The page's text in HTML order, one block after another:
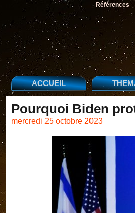
Références
ACCUEIL
Pourquoi Biden
mercredi 25 octobre 2023